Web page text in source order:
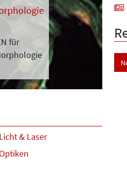
für
Licht & Laser
Optiken